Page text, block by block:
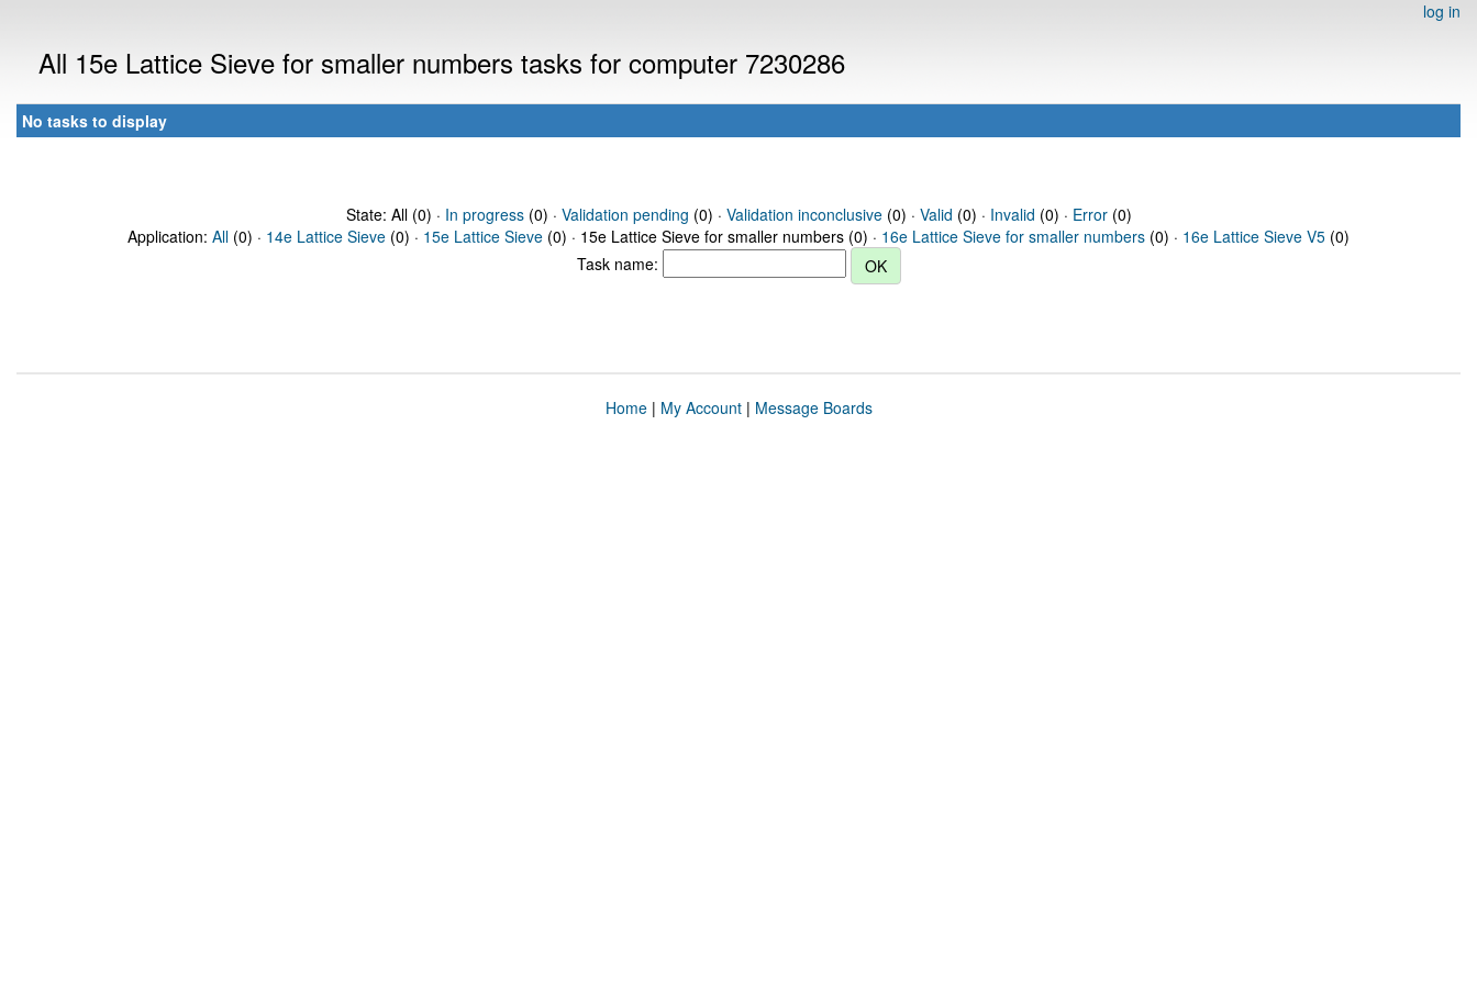
log in
All 15e Lattice Sieve for smaller numbers tasks for computer 7230286
No tasks to display
State: All (0) · In progress(0) · Validation pending (0) · Validation inconclusive(0) · Valid (0) · Invalid (0) · Error(0)
Application: All (0) · 14e Lattice Sieve (0) · 15e Lattice Sieve (0) · 15e Lattice Sieve for smaller numbers (0) · 16e Lattice Sieve for smaller numbers (0) · 16e Lattice Sieve V5 (0)
Task name:
Home| My Account| Message Boards